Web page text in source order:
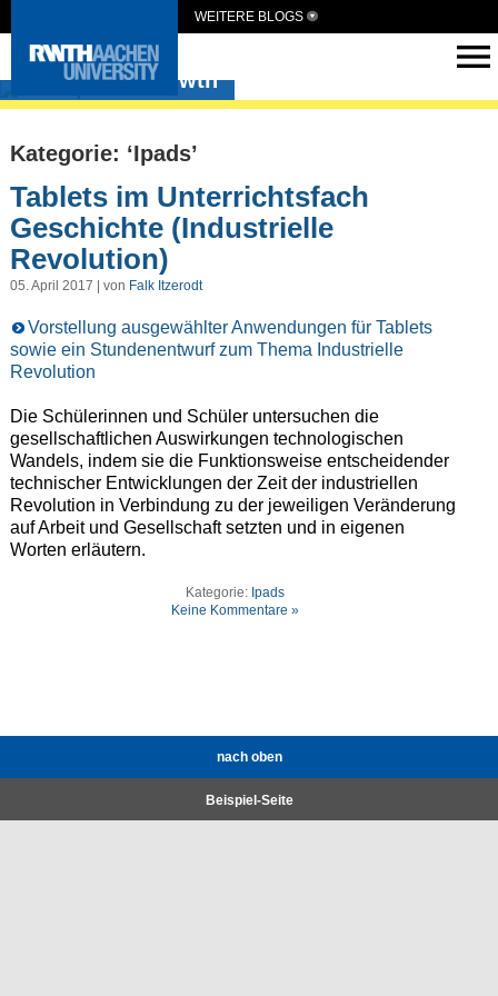
WEITERE BLOGS
medienpaed-rwth
Kategorie: ‘Ipads’
Tablets im Unterrichtsfach
Geschichte (Industrielle
Revolution)
05. April 2017 | von Falk Itzerodt
Vorstellung ausgewählter Anwendungen für Tablets
sowie ein Stundenentwurf zum Thema Industrielle
Revolution
Die Schülerinnen und Schüler untersuchen die
gesellschaftlichen Auswirkungen technologischen
Wandels, indem sie die Funktionsweise entscheidender
technischer Entwicklungen der Zeit der industriellen
Revolution in Verbindung zu der jeweiligen Veränderung
auf Arbeit und Gesellschaft setzten und in eigenen
Worten erläutern.
Kategorie: Ipads
Keine Kommentare »
nach oben
Beispiel-Seite